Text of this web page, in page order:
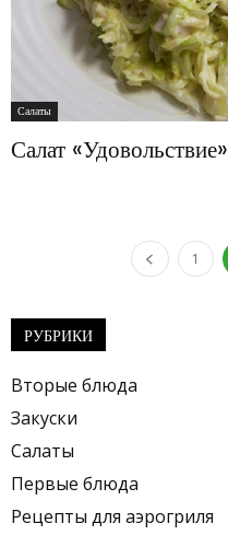
Салаты
Салат «Удовольствие»
1
РУБРИКИ
Вторые блюда
Закуски
Салаты
Первые блюда
Рецепты для аэрогриля